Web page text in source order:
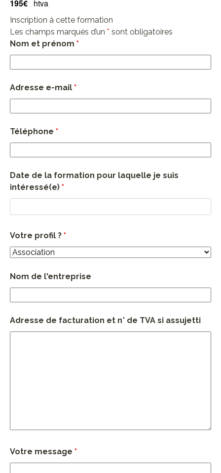
195€ htva
Inscription à cette formation
Les champs marqués d’un * sont obligatoires
Nom et prénom *
Adresse e-mail *
Téléphone *
Date de la formation pour laquelle je suis
intéressé(e) *
Votre profil ? *
Nom de l'entreprise
Adresse de facturation et n° de TVA si assujetti
Votre message *